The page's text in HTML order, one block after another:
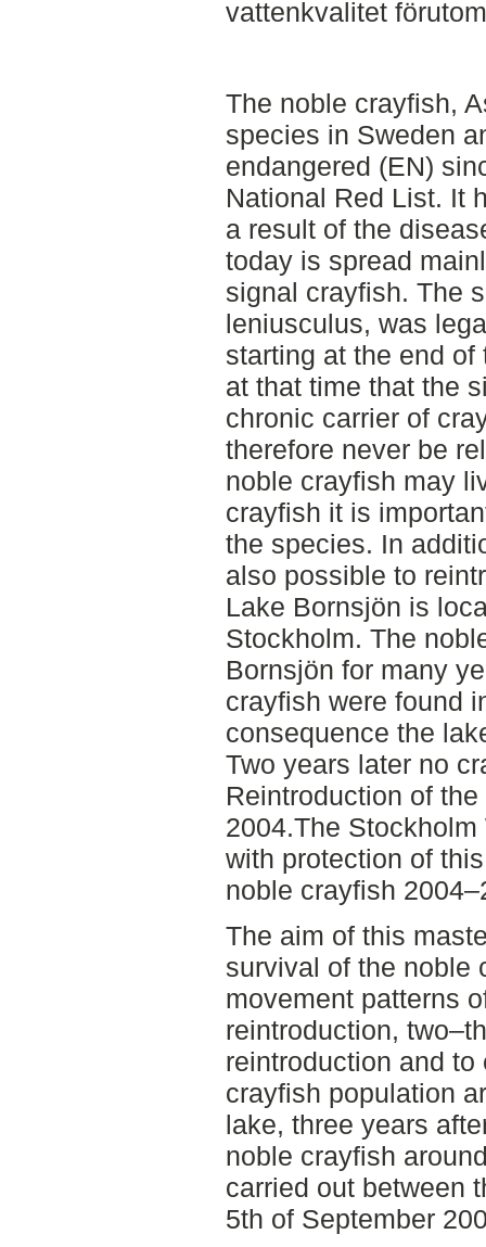
vattenkvalitet
The noble crayfish,
species in Sweden
endangered (EN)
National Red List. It
a result of the
today is spread
signal crayfish. The
leniusculus, was
starting at the end of
at that time that the
chronic carrier of
therefore never be
noble crayfish may
crayfish it is
the species. In
also possible to
Lake Bornsjön is
Stockholm. The
Bornsjön for many
crayfish were found
consequence the
Two years later no
Reintroduction of
2004.The
with protection of
noble crayfish
The aim of this
survival of the noble
movement patterns
reintroduction,
reintroduction and
crayfish population
lake, three years
noble crayfish
carried out between
5th of September